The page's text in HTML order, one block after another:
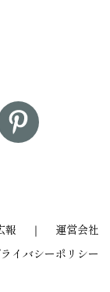
報 ｜
運営会社
イバシーポリシー